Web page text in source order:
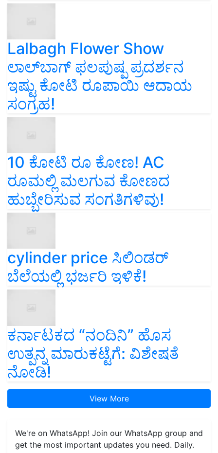
Lalbagh Flower Show
ಲಾಲ್‌ಬಾಗ್ ಫಲಪುಷ್ಪ ಪ್ರದರ್ಶನ
ಇಷ್ಟು ಕೋಟಿ ರೂಪಾಯಿ ಆದಾಯ
ಸಂಗ್ರಹ!
10 ಕೋಟಿ ರೂ ಕೋಣ! AC
ರೂಮಲ್ಲಿ ಮಲಗುವ ಕೋಣದ
ಹುಬ್ಬೇರಿಸುವ ಸಂಗತಿಗಳಿವು!
cylinder price ಸಿಲಿಂಡರ್‌
ಬೆಲೆಯಲ್ಲಿ ಭರ್ಜರಿ ಇಳಿಕೆ!
ಕರ್ನಾಟಕದ “ನಂದಿನಿ” ಹೊಸ
ಉತ್ಪನ್ನ ಮಾರುಕಟ್ಟೆಗೆ: ವಿಶೇಷತೆ
ನೋಡಿ!
View More
We're on WhatsApp! Join our WhatsApp group and
get the most important updates you need. Daily.